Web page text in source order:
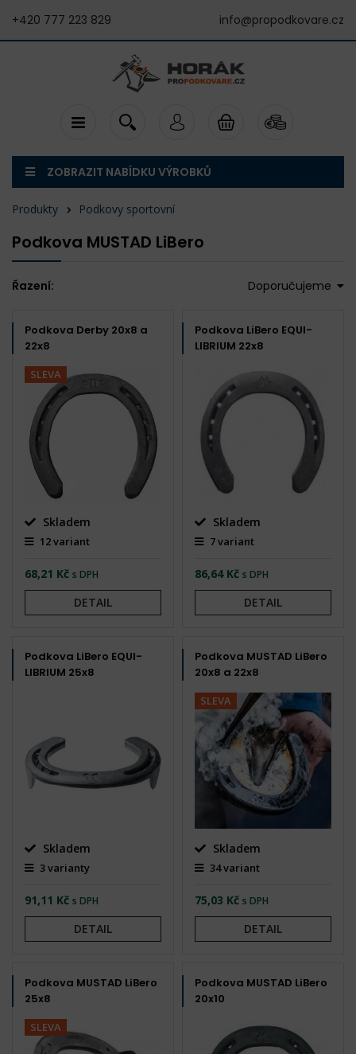
+420 777 223 829 info@propodkovare.cz
ZOBRAZIT NABÍDKU VÝROBKŮ
Produkty Podkovy sportovní
Podkova MUSTAD LiBero
Řazení: Doporučujeme
Podkova Derby 20x8 a
22x8
SLEVA
Skladem
12 variant
68,21 Kč s DPH
DETAIL
Podkova LiBero EQUI-
LIBRIUM 22x8
Skladem
7 variant
86,64 Kč s DPH
DETAIL
Podkova LiBero EQUI-
LIBRIUM 25x8
Skladem
3 varianty
91,11 Kč s DPH
DETAIL
Podkova MUSTAD LiBero
20x8 a 22x8
SLEVA
Skladem
34 variant
75,03 Kč s DPH
DETAIL
Podkova MUSTAD LiBero
25x8
SLEVA
Podkova MUSTAD LiBero
20x10